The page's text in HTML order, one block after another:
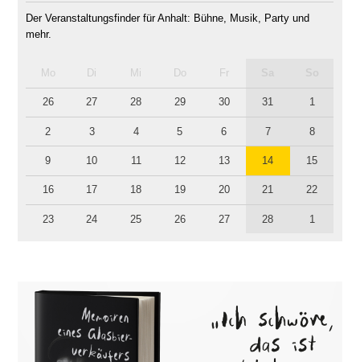
Der Veranstaltungsfinder für Anhalt: Bühne, Musik, Party und
mehr.
Mo Di Mi Do Fr
26 27 28 29 30 31 1
2 3 4 5 6 7 8
9 10 11 12 13 14 15
16 17 18 19 20 21 22
23 24 25 26 27 28 1